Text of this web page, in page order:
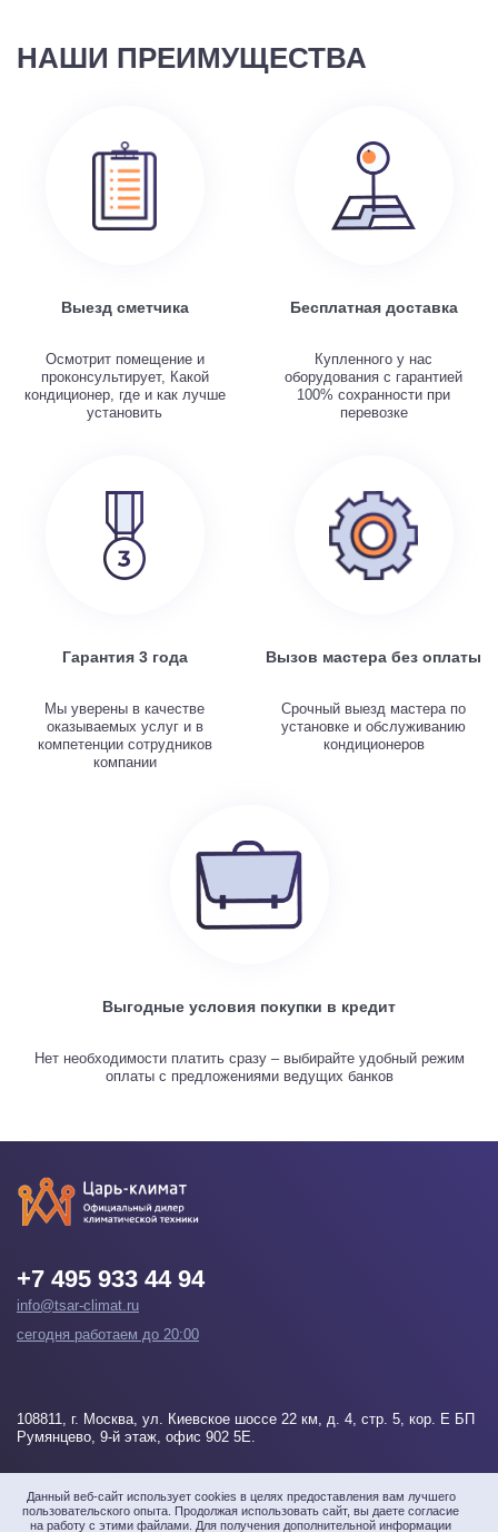
Данный веб-сайт использует cookies в целях предоставления вам лучшего
пользовательского опыта. Продолжая использовать сайт, вы даете согласие
на работу с этими файлами. Для получения дополнительной информации
НАШИ ПРЕИМУЩЕСТВА
Выезд сметчика
Осмотрит помещение и
проконсультирует, Какой
кондиционер, где и как лучше
установить
Бесплатная доставка
Купленного у нас
оборудования с гарантией
100% сохранности при
перевозке
Гарантия 3 года
Мы уверены в качестве
оказываемых услуг и в
компетенции сотрудников
компании
Вызов мастера без оплаты
Срочный выезд мастера по
установке и обслуживанию
кондиционеров
Выгодные условия покупки в кредит
Нет необходимости платить сразу – выбирайте удобный режим
оплаты с предложениями ведущих банков
+7 495 933 44 94
info@tsar-climat.ru
сегодня работаем до 20:00
108811, г. Москва, ул. Киевское шоссе 22 км, д. 4, стр. 5, кор. Е БП
Румянцево, 9-й этаж, офис 902 5Е.
Напишите нам